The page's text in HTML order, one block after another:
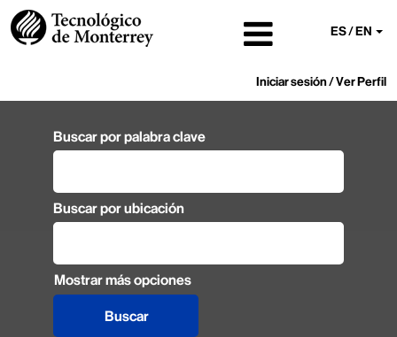
ES / EN
Iniciar sesión / Ver Perfil
Buscar por palabra clave
Buscar por ubicación
Mostrar más opciones